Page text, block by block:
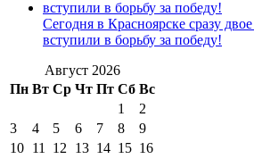
Сегодня в Красноярске сразу
вступили в борьбу за победу!
Август 2026
Пн Вт Ср Чт Пт Сб Вс
1
2
3
4 5 6 7 8
9
10 11 12 13 14 15 16